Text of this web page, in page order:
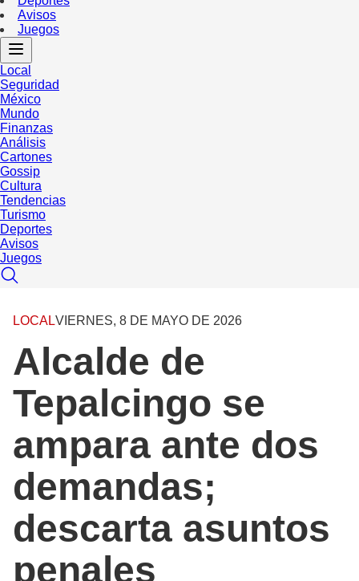
Avisos
Juegos
Local
Seguridad
México
Mundo
Finanzas
Análisis
Cartones
Gossip
Cultura
Tendencias
Turismo
Deportes
Avisos
Juegos
LOCALVIERNES, 8 DE MAYO DE 2026
Alcalde de
Tepalcingo se
ampara ante dos
demandas;
descarta asuntos
penales